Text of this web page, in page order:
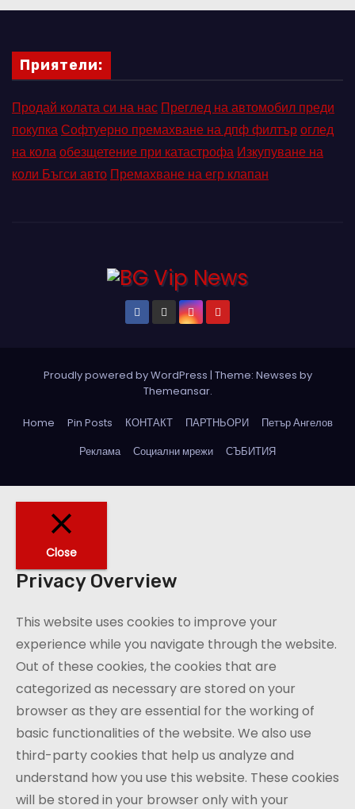
Приятели:
Продай колата си на нас Преглед на автомобил преди
покупкаСофтуерно премахване на дпф филтъроглед
на колаобезщетение при катастрофа Изкупуване на
коли Бъгси авто Премахване на егр клапан
Proudly powered by WordPress | Theme: Newses by
Themeansar.
Home Pin Posts КОНТАКТ ПАРТНЬОРИ
Петър Ангелов
Реклама
Социални мрежи СЪБИТИЯ
Close
Privacy Overview
This website uses cookies to improve your
experience while you navigate through the website.
Out of these cookies, the cookies that are
categorized as necessary are stored on your
browser as they are essential for the working of
basic functionalities of the website. We also use
third-party cookies that help us analyze and
understand how you use this website. These cookies
will be stored in your browser only with your